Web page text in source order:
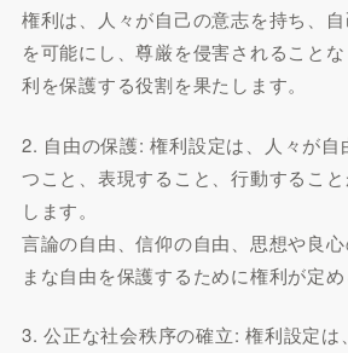
権利は、人々が自己の意志を持ち、
を可能にし、尊厳を侵害されること
利を保護する役割を果たします。
2. 自由の保護: 権利設定は、人々が自
つこと、表現すること、行動するこ
します。
言論の自由、信仰の自由、思想や良
まな自由を保護するために権利が定め
3. 公正な社会秩序の確立: 権利設定は